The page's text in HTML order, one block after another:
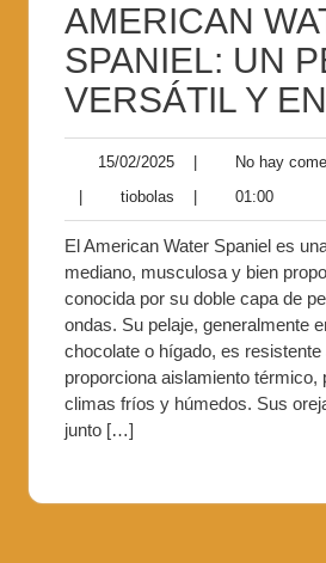
AMERICAN
SPANIEL: UN
VERSÁTIL Y
15/02/2025
No hay
tiobolas 01:00
El American Water Spaniel es
mediano, musculosa y bien
conocida por su doble capa de
ondas. Su pelaje, generalmente
chocolate o hígado, es resistente
proporciona aislamiento térmico,
climas fríos y húmedos. Sus
junto […]